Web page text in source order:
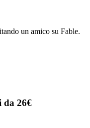
un amico su Fable.
da 26€